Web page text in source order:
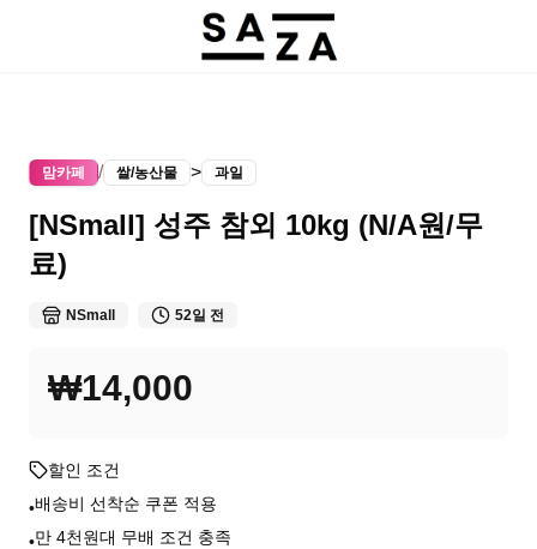
맘카페 / 쌀/농산물 > 과일
[NSmall] 성주 참외 10kg (N/A원/무
료)
NSmall 52일 전
₩14,000
할인 조건
•배송비 선착순 쿠폰 적용
•만 4천원대 무배 조건 충족